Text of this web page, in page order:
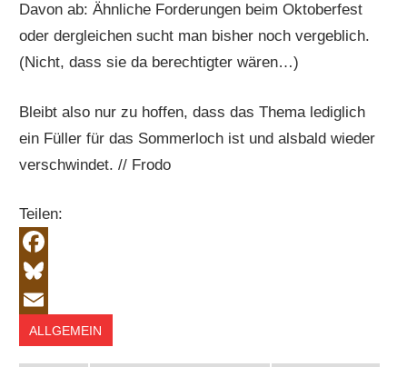
Davon ab: Ähnliche Forderungen beim Oktoberfest
oder dergleichen sucht man bisher noch vergeblich.
(Nicht, dass sie da berechtigter wären…)
Bleibt also nur zu hoffen, dass das Thema lediglich
ein Füller für das Sommerloch ist und alsbald wieder
verschwindet. // Frodo
Teilen:
Facebook
Bluesky
Email
ALLGEMEIN